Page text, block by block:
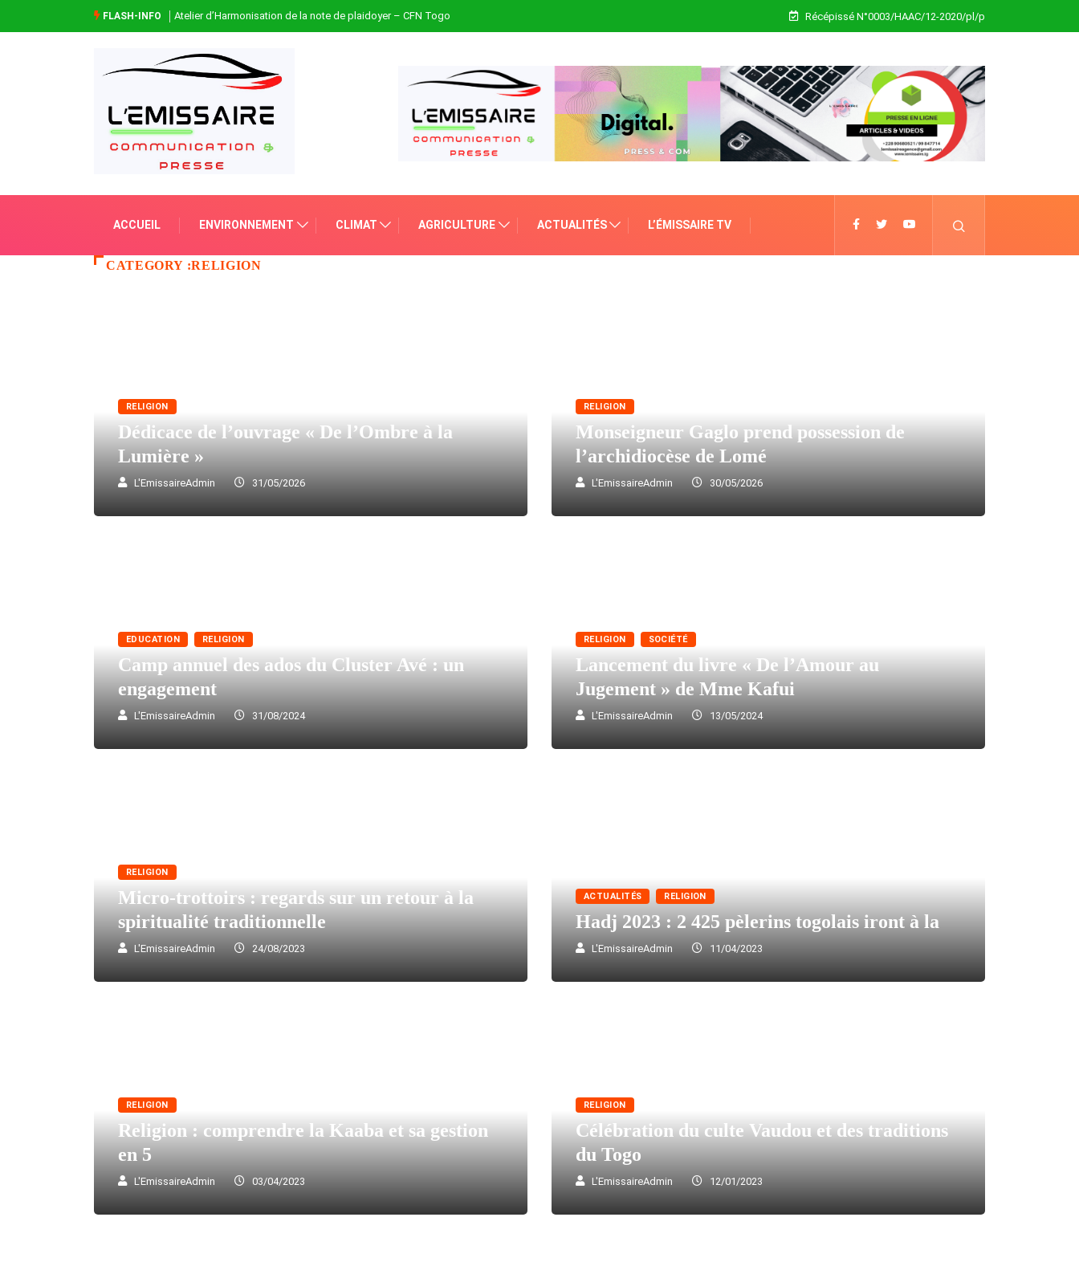
FLASH-INFO Atelier d’Harmonisation de la note de plaidoyer – CFN Togo Récépissé N°0003/HAAC/12-2020/pl/p
ACCUEIL ENVIRONNEMENT CLIMAT AGRICULTURE ACTUALITÉS L’ÉMISSAIRE TV
CATEGORY :RELIGION
RELIGION
Dédicace de l’ouvrage « De l’Ombre à la
Lumière »
L'EmissaireAdmin 31/05/2026
RELIGION
Monseigneur Gaglo prend possession de
l’archidiocèse de Lomé
L'EmissaireAdmin 30/05/2026
EDUCATION RELIGION
Camp annuel des ados du Cluster Avé : un
engagement
L'EmissaireAdmin 31/08/2024
RELIGION SOCIÉTÉ
Lancement du livre « De l’Amour au
Jugement » de Mme Kafui
L'EmissaireAdmin 13/05/2024
RELIGION
Micro-trottoirs : regards sur un retour à la
spiritualité traditionnelle
L'EmissaireAdmin 24/08/2023
ACTUALITÉS RELIGION
Hadj 2023 : 2 425 pèlerins togolais iront à la
L'EmissaireAdmin 11/04/2023
RELIGION
Religion : comprendre la Kaaba et sa gestion
en 5
L'EmissaireAdmin 03/04/2023
RELIGION
Célébration du culte Vaudou et des traditions
du Togo
L'EmissaireAdmin 12/01/2023